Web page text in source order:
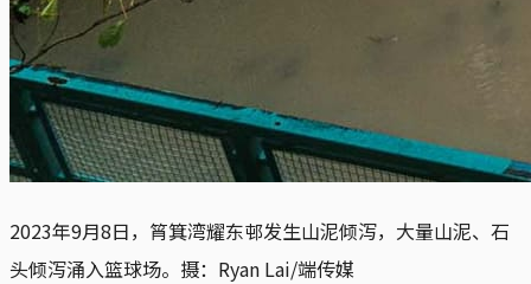
2023年9月8日，筲箕湾耀东邨发生山泥倾泻，大量山泥、石
头倾泻涌入篮球场。摄：Ryan Lai/端传媒